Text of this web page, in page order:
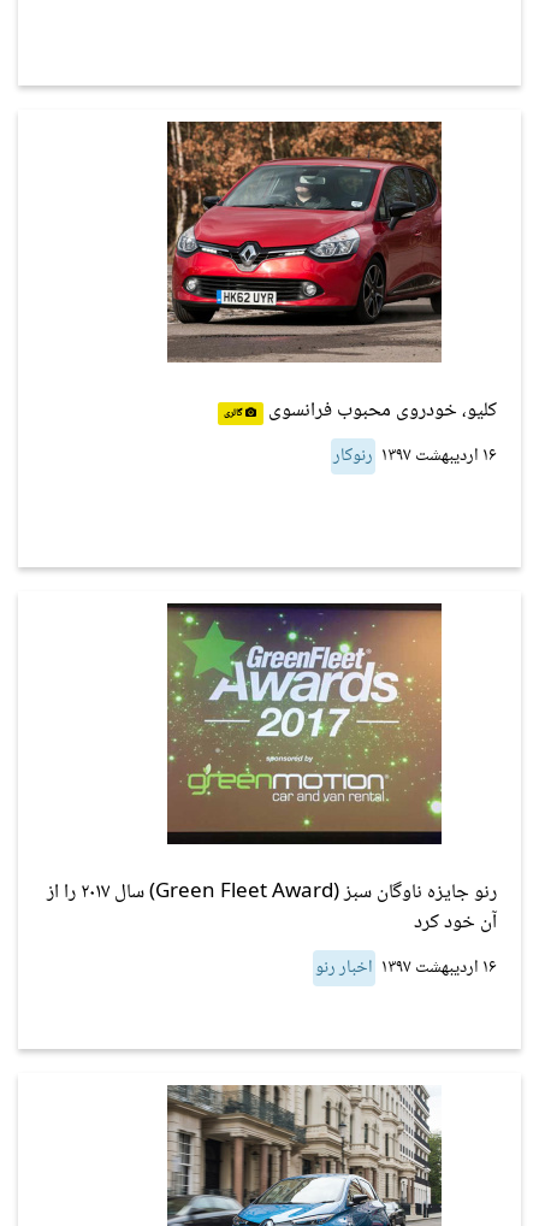
کلیو، خودروی محبوب فرانسوی گالری
۱۶ اردیبهشت ۱۳۹۷ رنوکار
رنو جایزه ناوگان سبز (Green Fleet Award) سال ۲۰۱۷ را از
آن خود کرد
۱۶ اردیبهشت ۱۳۹۷ اخبار رنو